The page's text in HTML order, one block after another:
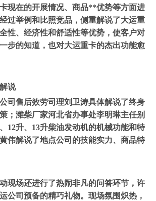
现在的开展情况、商品**优势等方面进
过举例和比照竞品，侧重解说了大运重
性、经济性和舒适性等优势，使客户对
步的知道，也对大运重卡的杰出功能愈
说
司售后效劳司理刘卫涛具体解说了终身
；潍柴厂家河北省办事处李明琳主任别
12升、13升柴油发动机的机械功能和特
伟解说了地点公司的技能实力、商品特
现场还进行了热闹非凡的问答环节，许
公司预备的精巧礼物。现场氛围炽热，